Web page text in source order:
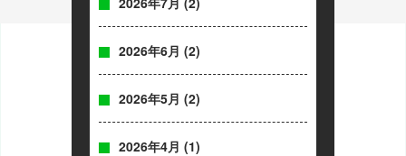
2026年6月 (2)
2026年5月 (2)
2026年4月 (1)